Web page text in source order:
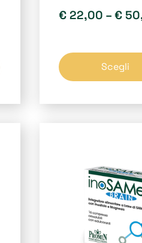
€22,00 – €
Scegli